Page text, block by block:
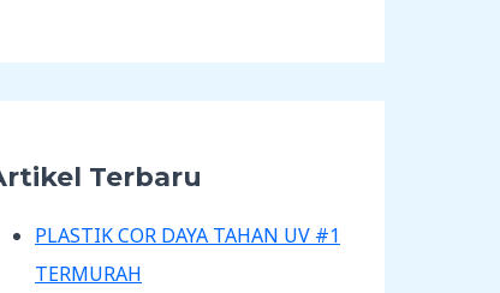
Terbaru
PLASTIK COR DAYA TAHAN UV #1
TERMURAH